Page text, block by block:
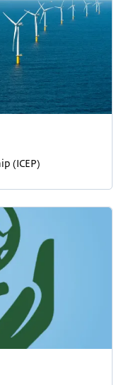
(ICEP)